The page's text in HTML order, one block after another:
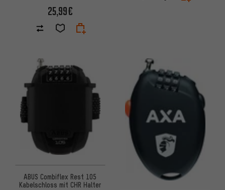
25,99€
ABUS Combiflex Rest 105
Kabelschloss mit CHR Halter